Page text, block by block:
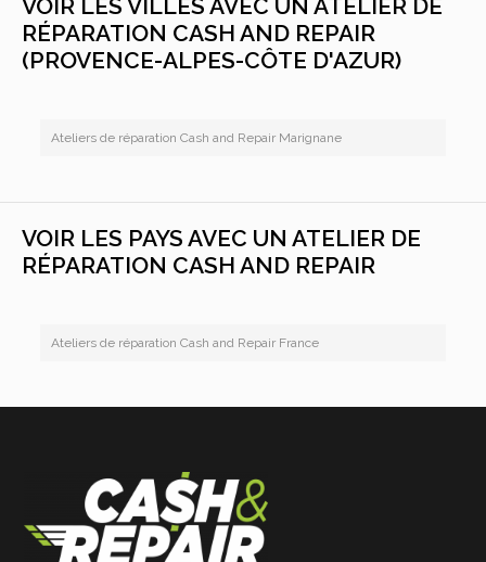
VOIR LES VILLES AVEC UN ATELIER DE
RÉPARATION CASH AND REPAIR
(PROVENCE-ALPES-CÔTE D'AZUR)
Ateliers de réparation Cash and Repair Marignane
VOIR LES PAYS AVEC UN ATELIER DE
RÉPARATION CASH AND REPAIR
Ateliers de réparation Cash and Repair France